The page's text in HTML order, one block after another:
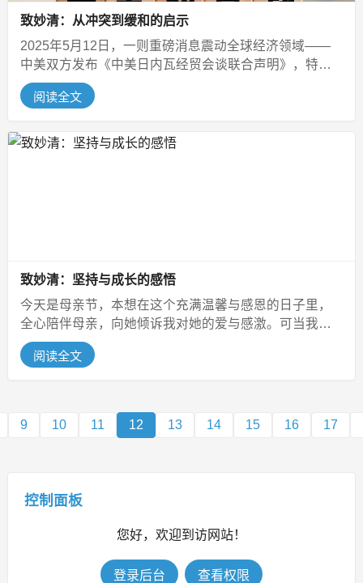
致妙清：从冲突到缓和的启示
2025年5月12日，一则重磅消息震动全球经济领域——
中美双方发布《中美日内瓦经贸会谈联合声明》，特朗
普政府撤销了对华对等关税，...
阅读全文
致妙清：坚持与成长的感悟
今天是母亲节，本想在这个充满温馨与感恩的日子里，
全心陪伴母亲，向她倾诉我对她的爱与感激。可当我打
开抖音，看到粉丝量突破500的那...
阅读全文
9 10 11 12 13 14 15 16 17
控制面板
您好，欢迎到访网站！
登录后台 查看权限